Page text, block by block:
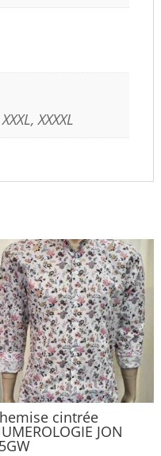
XXXXL
cintrée
JON